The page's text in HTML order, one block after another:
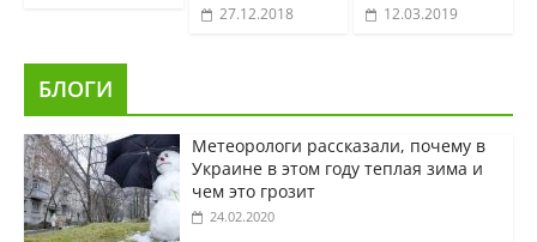
27.12.2018 12.03.2019
БЛОГИ
Метеорологи рассказали, почему в
Украине в этом году теплая зима и
чем это грозит
24.02.2020